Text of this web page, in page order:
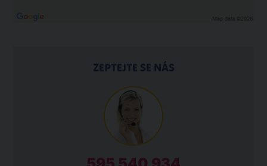
ZEPTEJTE SE NÁS